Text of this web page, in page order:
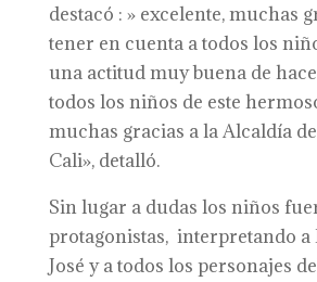
destacó : » excelente, muchas
tener en cuenta a todos los
una actitud muy buena de
todos los niños de este
muchas gracias a la Alcaldía
Cali», detalló.
Sin lugar a dudas los niños
protagonistas, interpretando a
José y a todos los personajes